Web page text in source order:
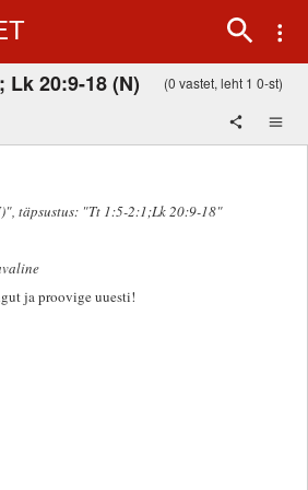
20:9-18 (N) (0 vastet, leht 1 0-st)
, täpsustus: "Tt 1:5-2:1;Lk 20:9-18"
ja proovige uuesti!